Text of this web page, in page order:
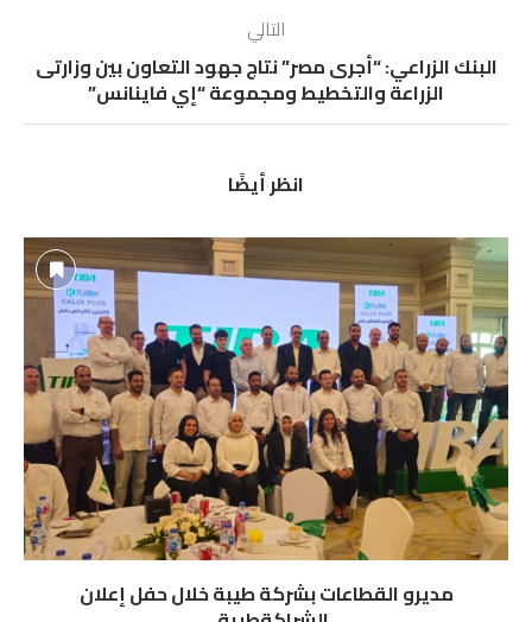
التالي
البنك الزراعي: “أجرى مصر” نتاج جهود التعاون بين وزارتى
الزراعة والتخطيط ومجموعة “إي فاينانس”
انظر أيضًا
مديرو القطاعات بشركة طيبة خلال حفل إعلان